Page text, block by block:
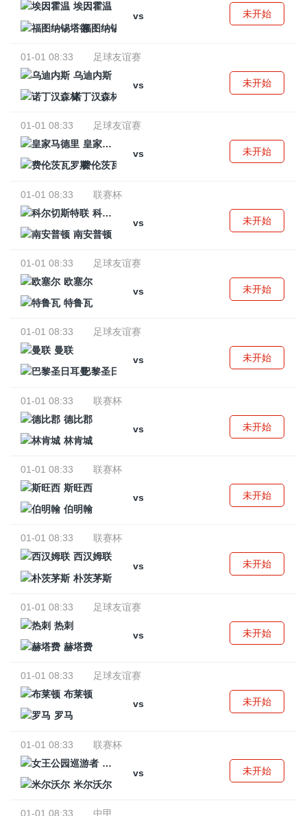
埃因霍温
vs
福图纳锡塔德
未开始
01-01 08:33
足球友谊赛
乌迪内斯
vs
诺丁汉森林
未开始
01-01 08:33
足球友谊赛
皇家马德里
vs
费伦茨瓦罗斯
未开始
01-01 08:33
联赛杯
科尔切斯特联
vs
南安普顿
未开始
01-01 08:33
足球友谊赛
欧塞尔
vs
特鲁瓦
未开始
01-01 08:33
足球友谊赛
曼联
vs
巴黎圣日耳曼
未开始
01-01 08:33
联赛杯
德比郡
vs
林肯城
未开始
01-01 08:33
联赛杯
斯旺西
vs
伯明翰
未开始
01-01 08:33
联赛杯
西汉姆联
vs
朴茨茅斯
未开始
01-01 08:33
足球友谊赛
热刺
vs
赫塔费
未开始
01-01 08:33
足球友谊赛
布莱顿
vs
罗马
未开始
01-01 08:33
联赛杯
女王公园巡游者
vs
米尔沃尔
未开始
01-01 08:33
中甲